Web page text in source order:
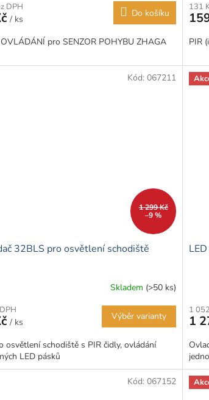
DPH
/ ks
Do košíku
pro SENZOR POHYBU ZHAGA
131
PIR
1 299 Kč
–9 %
32BLS pro osvětlení schodiště
Skladem (>50 ks)
/ ks
Výběr varianty
osvětlení schodiště s PIR čidly, ovládání
LED pásků
Kód:067211
1
1
Kód:067152